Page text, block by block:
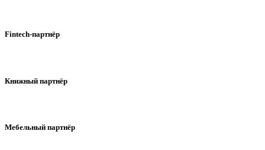
Fintech-партнёр
Книжный партнёр
Мебельный партнёр